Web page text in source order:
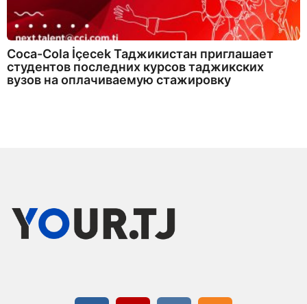
Coca-Cola İçecek Таджикистан приглашает
студентов последних курсов таджикских
вузов на оплачиваемую стажировку